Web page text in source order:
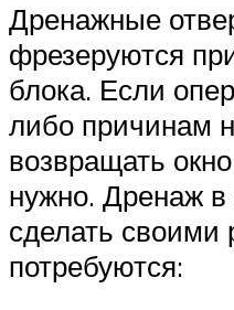
Дренажные
фрезеруются
блока. Если
либо причинам
возвращать
нужно. Дренаж
сделать своими
потребуются: